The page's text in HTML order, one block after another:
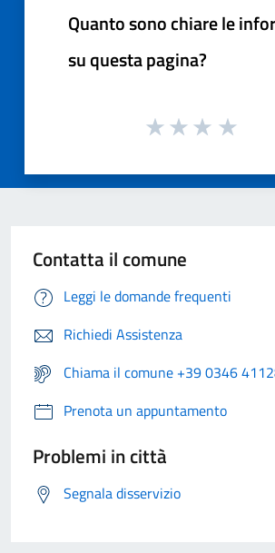
Quanto sono chiare le
su questa pagina?
Contatta il comune
Leggi le domande frequenti
Richiedi Assistenza
Chiama il comune +39 0346
Prenota un appuntamento
Problemi in città
Segnala disservizio